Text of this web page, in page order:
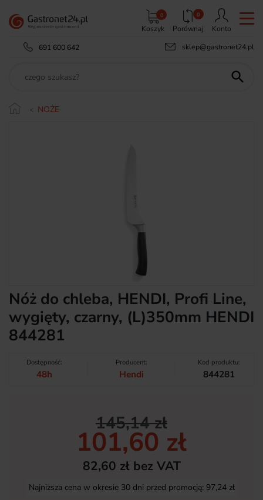
Koszyk
0 0
Porównaj
Konto
691 600 642
sklep@gastronet24.pl

NOŻE
Nóż do chleba, HENDI, Profi Line,
wygięty, czarny, (L)350mm HENDI
844281
Dostępność:
48h
Producent:
Hendi
Kod produktu:
844281
145,14 zł
101,60 zł
82,60 zł bez VAT
Najniższa cena w okresie 30 dni przed promocją: 97,24 zł